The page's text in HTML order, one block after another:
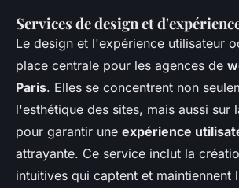
Services de design et
Le design et l'expérience utilisateur
place centrale pour les agences de
Paris. Elles se concentrent non
l'esthétique des sites, mais aussi sur
pour garantir une expérience
attrayante. Ce service inclut la
intuitives qui captent et maintiennent